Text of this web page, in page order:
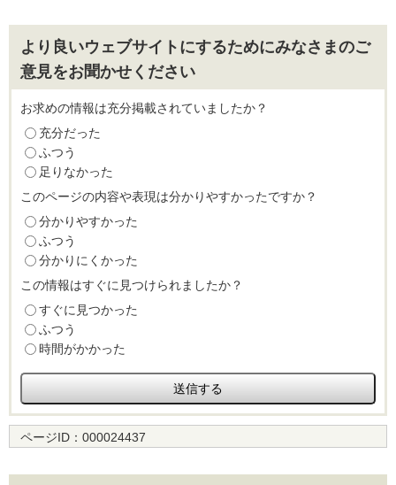
より良いウェブサイトにするためにみなさまのご
意見をお聞かせください
お求めの情報は充分掲載されていましたか？
充分だった
ふつう
足りなかった
このページの内容や表現は分かりやすかったですか？
分かりやすかった
ふつう
分かりにくかった
この情報はすぐに見つけられましたか？
すぐに見つかった
ふつう
時間がかかった
ページID： 000024437